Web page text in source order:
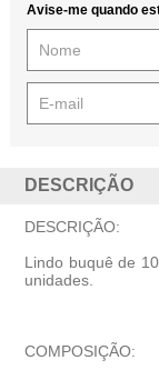
Avise-me quando
DESCRIÇÃO
DESCRIÇÃO:
Lindo buquê de
unidades.
COMPOSIÇÃO: